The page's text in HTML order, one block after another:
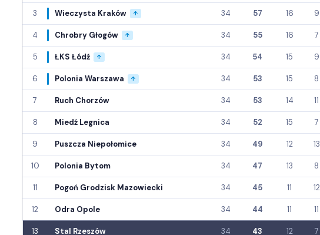
3 Wieczysta Kraków ↑ 34 57 16 9
4 Chrobry Głogów ↑ 34 55 16 7
5 ŁKS Łódź ↑ 34 54 15 9
6 Polonia Warszawa ↑ 34 53 15 8
7 Ruch Chorzów 34 53 14 11
8 Miedź Legnica 34 52 15 7
9 Puszcza Niepołomice 34 49 12 13
10 Polonia Bytom 34 47 13 8
11 Pogoń Grodzisk Mazowiecki 34 45 11 12
12 Odra Opole 34 44 11 11
13 Stal Rzeszów 34 43 12 7